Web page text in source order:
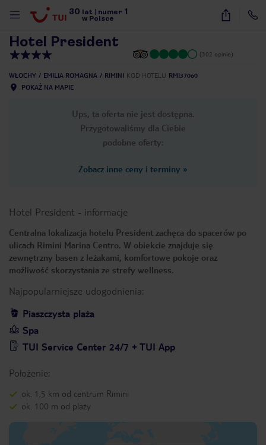
30 lat numer 1
w Polsce
20
Hotel President
(302 opinie)
WŁOCHY EMILIA ROMAGNA RIMINI KOD HOTELU RMI37060
POKAŻ NA MAPIE
Ups, ta oferta nie jest dostępna.
Przygotowaliśmy dla Ciebie
podobne oferty:
Zobacz inne ceny i terminy »
Hotel President - informacje
Centralna lokalizacja hotelu President zachęca do spacerów po
ulicach Rimini Marina Centro. W obiekcie znajduje się
zewnętrzny basen z leżakami, komfortowe pokoje oraz
możliwość skorzystania ze strefy wellness.
Najpopularniejsze udogodnienia:
Piaszczysta plaża
Spa
TUI Service Center 24/7 + TUI App
Położenie:
ok. 1,5 km od centrum Rimini
ok. 100 m od plaży